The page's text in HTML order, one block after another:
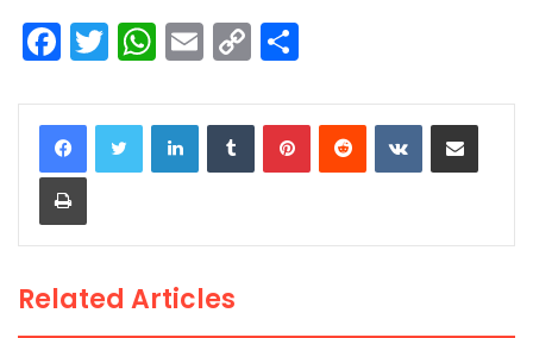
F
a
c
e
b
o
k
T
w
itt
er
W
h
a
ts
p
E
m
ai
C
o
p
n
ar
LinkedInTumblrPinterestReddit VKontakteShare via Email
Print
Related Articles